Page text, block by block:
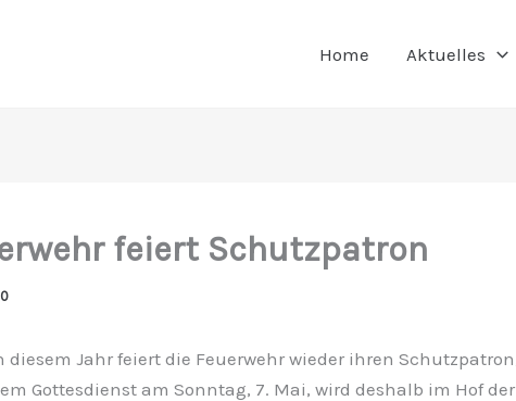
Home Aktuelles
feiert Schutzpatron
diesem Jahr feiert die Feuerwehr wieder ihren
Gottesdienst am Sonntag, 7. Mai, wird deshalb im Hof